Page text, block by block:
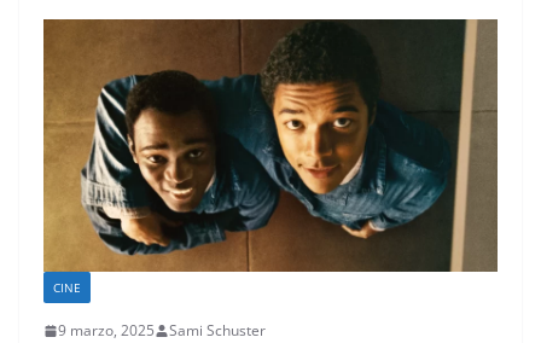
CINE
9 marzo, 2025 Sami Schuster